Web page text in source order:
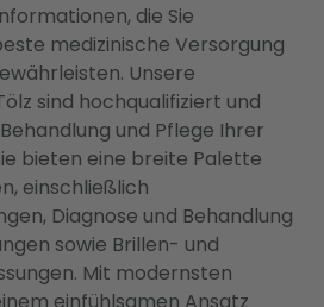
die Sie
medizinische Versorgung
Unsere
sind hochqualifiziert und
und Pflege Ihrer
bieten eine breite Palette
einschließlich
Diagnose und Behandlung
sowie Brillen- und
Mit modernsten
einfühlsamen Ansatz